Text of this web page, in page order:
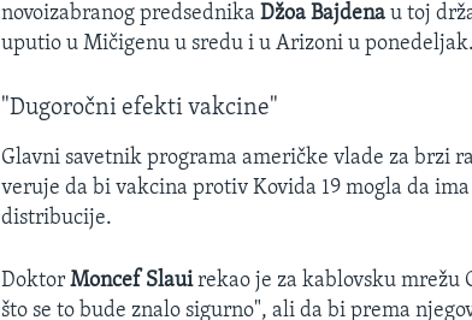
novoizabranog predsednikaDžoa Bajdena u toj
uputio u Mičigenu u sredu i u Arizoni u ponedeljak.
"Dugoročni efekti vakcine"
Glavni savetnik programa američke vlade za brzi
veruje da bi vakcina protiv Kovida 19 mogla da
distribucije.
DoktorMoncef Slauirekao je za kablovsku mrežu
što se to bude znalo sigurno", ali da bi prema